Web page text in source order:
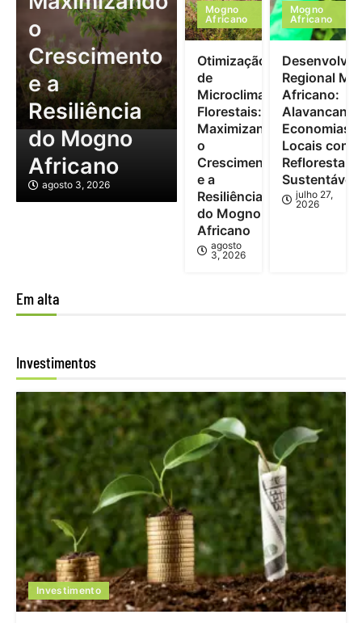
o
Crescimento
e a
Resiliência
do Mogno
Africano
agosto 3, 2026
Mogno
Africano
Otimização
de
Microclimas
Florestais:
Maximizando
o
Crescimento
e a
Resiliência
do Mogno
Africano
agosto
3, 2026
Mogno
Africano
Regional
Africano:
Economias
Locais com
Sustentável
julho 27,
2026
Em alta
Investimentos
Investimento